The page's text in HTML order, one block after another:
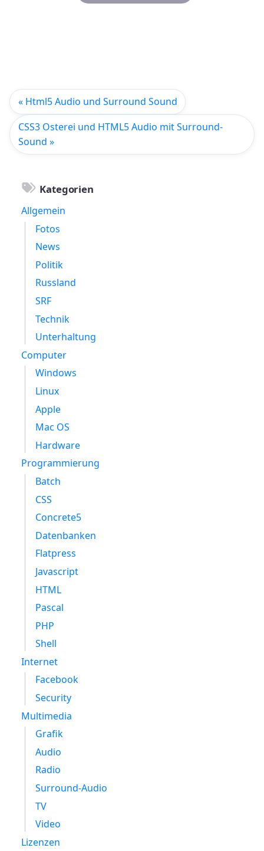
CSS3 Osterei und HTML5 Audio mit Surround-
Sound »
« Html5 Audio und Surround Sound
Kategorien
Allgemein
Fotos
News
Politik
Russland
SRF
Technik
Unterhaltung
Computer
Windows
Linux
Apple
Mac OS
Hardware
Programmierung
Batch
CSS
Concrete5
Datenbanken
Flatpress
Javascript
HTML
Pascal
PHP
Shell
Internet
Facebook
Security
Multimedia
Grafik
Audio
Radio
Surround-Audio
TV
Video
Lizenzen